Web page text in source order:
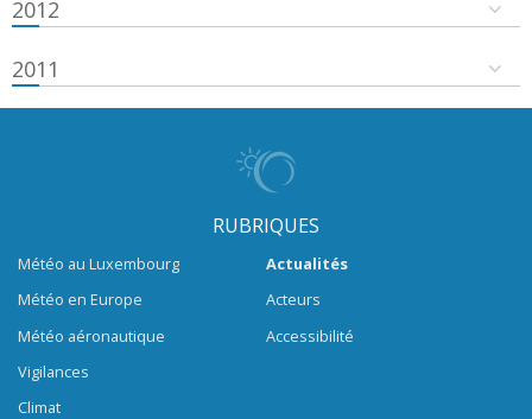
2012
2011
RUBRIQUES
Météo au Luxembourg
Météo en Europe
Météo aéronautique
Vigilances
Climat
Actualités
Acteurs
Accessibilité